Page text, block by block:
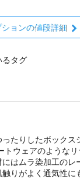
ションの値段詳細
るタグ
たりしたボックス
トウェアのような
はムラ染加工のレ
りがよく通気性に